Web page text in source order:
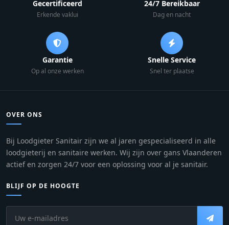
Gecertificeerd
Erkende vaklui
24/7 Bereikbaar
Dag en nacht
Garantie
Op al onze werken
Snelle Service
Snel ter plaatse
OVER ONS
Bij Loodgieter Sanitair zijn we al jaren gespecialiseerd in alle
loodgieterij en sanitaire werken. Wij zijn over gans Vlaanderen
actief en zorgen 24/7 voor een oplossing voor al je sanitair.
BLIJF OP DE HOOGTE